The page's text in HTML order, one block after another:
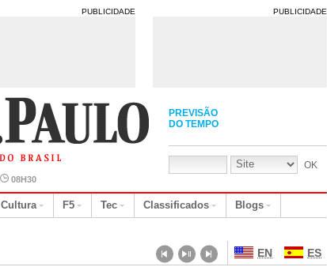
PUBLICIDADE PUBLICIDADE
08H30
PREVISÃO
DO TEMPO
Cultura F5 Tec Classificados
Blogs
EN ES